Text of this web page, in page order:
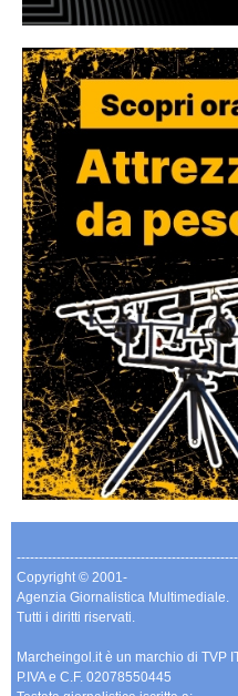
Copyright © 2001-
Agenzia Giornalistica Multimediale.
Tutti i diritti riservati.
Marcheingol.it è un marchio di TVP
P.IVA e C.F. 02078550445